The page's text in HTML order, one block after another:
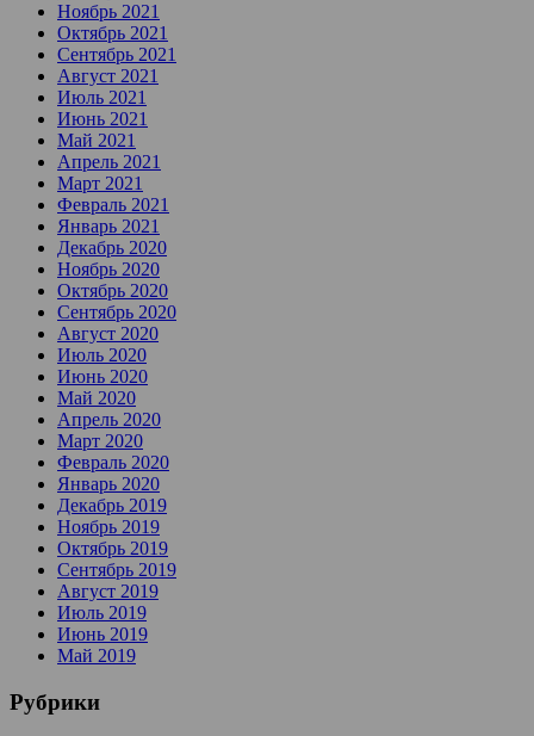
Ноябрь 2021
Октябрь 2021
Сентябрь 2021
Август 2021
Июль 2021
Июнь 2021
Май 2021
Апрель 2021
Март 2021
Февраль 2021
Январь 2021
Декабрь 2020
Ноябрь 2020
Октябрь 2020
Сентябрь 2020
Август 2020
Июль 2020
Июнь 2020
Май 2020
Апрель 2020
Март 2020
Февраль 2020
Январь 2020
Декабрь 2019
Ноябрь 2019
Октябрь 2019
Сентябрь 2019
Август 2019
Июль 2019
Июнь 2019
Май 2019
Рубрики